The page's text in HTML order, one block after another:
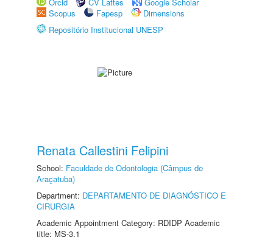
Scopus
Fapesp
Dimensions
Repositório Institucional UNESP
Renata Callestini Felipini
School: Faculdade de Odontologia (Câmpus de
Araçatuba)
Department: DEPARTAMENTO DE DIAGNÓSTICO E
CIRURGIA
Academic Appointment Category: RDIDP Academic
title: MS-3.1